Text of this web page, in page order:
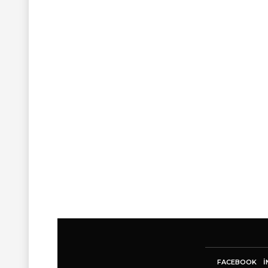
FACEBOOK